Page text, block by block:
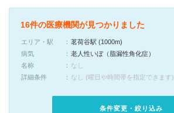
16件の医療機関が見つかりました
エリア・駅
茗荷谷駅 (1000m)
病気
老人性いぼ（脂漏性角化症）
名称
なし
詳細条件
なし (曜日や時間帯を指定できます)
条件変更・絞り込み